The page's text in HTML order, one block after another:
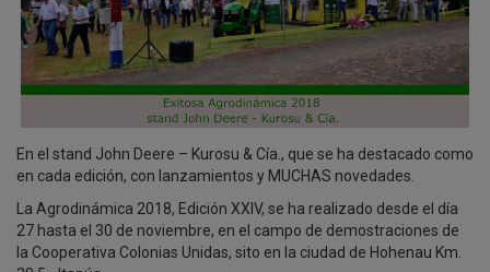
En el stand John Deere – Kurosu & Cía., que se ha destacado como
en cada edición, con lanzamientos y MUCHAS novedades.
La Agrodinámica 2018, Edición XXIV, se ha realizado desde el día
27 hasta el 30 de noviembre, en el campo de demostraciones de
la Cooperativa Colonias Unidas, sito en la ciudad de Hohenau Km.